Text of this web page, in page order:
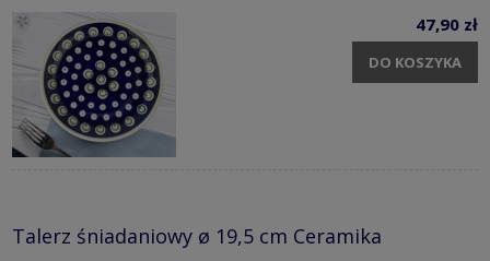
47,90 zł
DO KOSZYKA
Talerz śniadaniowy ø 19,5 cm Ceramika